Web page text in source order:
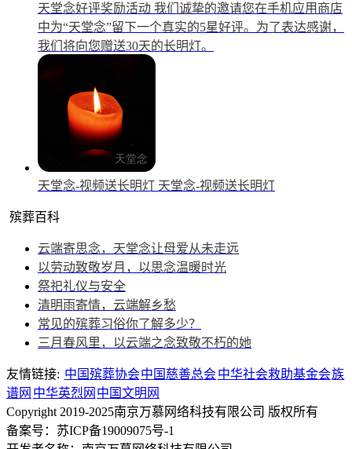
天堂念好评奖励活动 我们诚挚的邀请您在手机应用商店
中为“天堂念”留下一个真实的5星好评。为了表达感谢，
我们将向您赠送30天的长明灯。
天堂念-视频送长明灯 天堂念-视频送长明灯
殡葬百科
云端寄思念，天堂念让母爱从未走远
以劳动致敬岁月，以思念温暖时光
祭祀礼仪与安全
清明雨寄情，云端解乡愁
常见的殡葬习俗你了解多少？
三月春风里，以云端之念致敬不朽的她
友情链接: 中国殡葬协会中国慈善总会中华社会救助基金会族
谱网 中华英烈网 中国文明网
Copyright 2019-2025南京万慕网络科技有限公司 版权所有
备案号：苏ICP备19009075号-1